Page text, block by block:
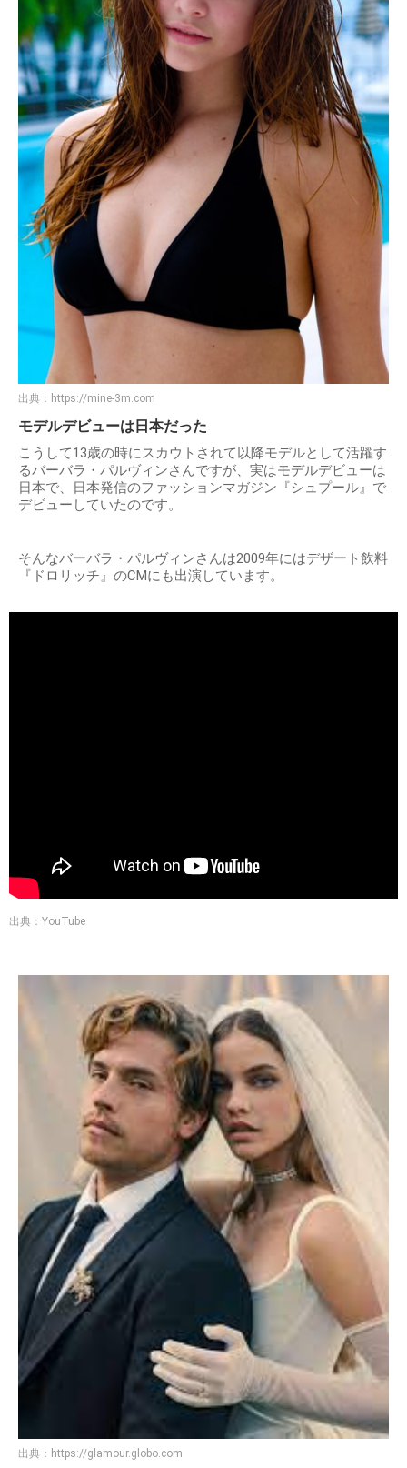
出典： https://mine-3m.com
モデルデビューは日本だった
こうして13歳の時にスカウトされて以降モデルとして活躍す
るバーバラ・パルヴィンさんですが、実はモデルデビューは
日本で、日本発信のファッションマガジン『シュプール』で
デビューしていたのです。
そんなバーバラ・パルヴィンさんは2009年にはデザート飲料
『ドロリッチ』のCMにも出演しています。
出典：YouTube
出典： https://glamour.globo.com